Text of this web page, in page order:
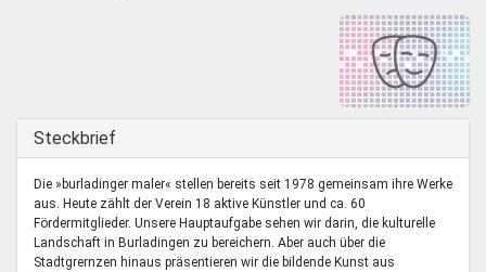
Mentoren & Projekte
Schule & Beruf
Ausblenden
Steckbrief
Die »burladinger maler« stellen bereits seit 1978 gemeinsam ihre Werke
aus. Heute zählt der Verein 18 aktive Künstler und ca. 60
Fördermitglieder. Unsere Hauptaufgabe sehen wir darin, die kulturelle
Landschaft in Burladingen zu bereichern. Aber auch über die
Stadtgrernzen hinaus präsentieren wir die bildende Kunst aus